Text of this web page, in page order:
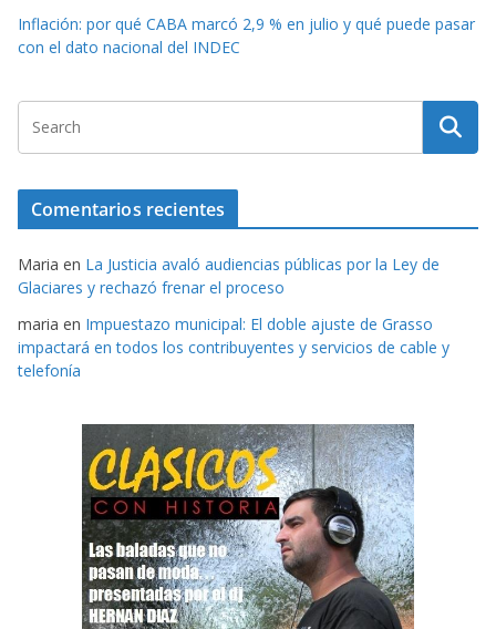
Inflación: por qué CABA marcó 2,9 % en julio y qué puede pasar
con el dato nacional del INDEC
Comentarios recientes
Maria en La Justicia avaló audiencias públicas por la Ley de
Glaciares y rechazó frenar el proceso
maria en Impuestazo municipal: El doble ajuste de Grasso
impactará en todos los contribuyentes y servicios de cable y
telefonía